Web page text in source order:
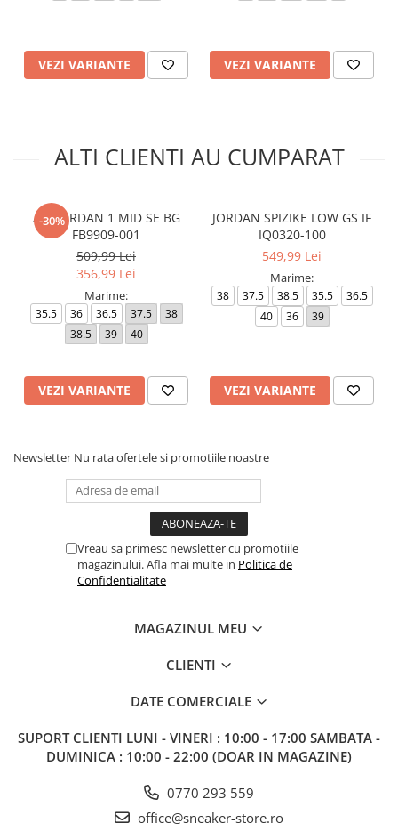
VEZI VARIANTE VEZI VARIANTE
ALTI CLIENTI AU CUMPARAT
-30%
AIR JORDAN 1 MID SE BG
FB9909-001
509,99 Lei
356,99 Lei
Marime:
35.5 36 36.5 37.5
38
38.5
39 40
VEZI VARIANTE
JORDAN SPIZIKE LOW GS IF
IQ0320-100
549,99 Lei
Marime:
38 37.5 38.5 35.5
36.5
40
36 39
VEZI VARIANTE
Newsletter Nu rata ofertele si promotiile noastre
Vreau sa primesc newsletter cu promotiile
magazinului. Afla mai multe in Politica de
Confidentialitate
MAGAZINUL MEU
CLIENTI
DATE COMERCIALE
SUPORT CLIENTI LUNI - VINERI : 10:00 - 17:00 SAMBATA -
DUMINICA : 10:00 - 22:00 (DOAR IN MAGAZINE)
0770 293 559
office@sneaker-store.ro